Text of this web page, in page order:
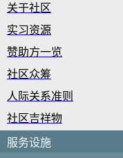
关于社区
实习资源
赞助方一览
社区众筹
人际关系准则
社区吉祥物
服务设施